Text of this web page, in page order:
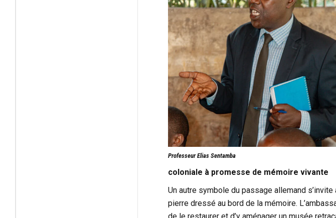
Professeur Elias Sentamba
coloniale à promesse de mémoire vivante
Un autre symbole du passage allemand
pierre dressé au bord de la mémoire.